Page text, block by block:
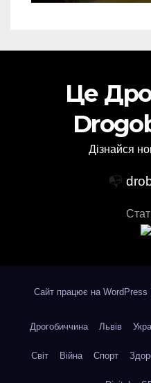
Це
Дізнайся
📭
Сайт працює на WordPress
Дрогобиччина Львів
Світ Війна Спорт